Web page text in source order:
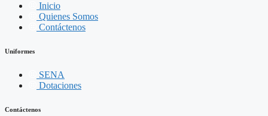
Inicio
Quienes Somos
Contáctenos
Uniformes
SENA
Dotaciones
Contáctenos